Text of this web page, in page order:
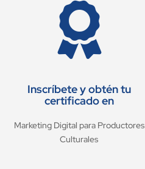

Inscríbete y obtén tu
certificado en
Marketing Digital para Productores
Culturales